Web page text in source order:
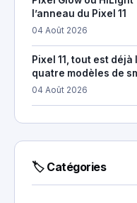
l’anneau du Pixel 11
04 Août 2026
Pixel 11, tout est
quatre modèles de
04 Août 2026
🏷 Catégories